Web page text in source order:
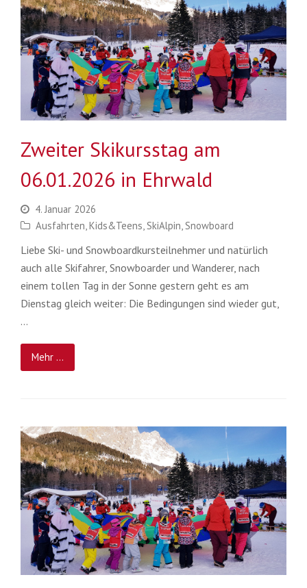
Zweiter Skikursstag am
06.01.2026 in Ehrwald
4. Januar 2026
Ausfahrten,Kids&Teens,SkiAlpin,Snowboard
Liebe Ski- und Snowboardkursteilnehmer und natürlich
auch alle Skifahrer, Snowboarder und Wanderer, nach
einem tollen Tag in der Sonne gestern geht es am
Dienstag gleich weiter: Die Bedingungen sind wieder gut,
…
Mehr ...